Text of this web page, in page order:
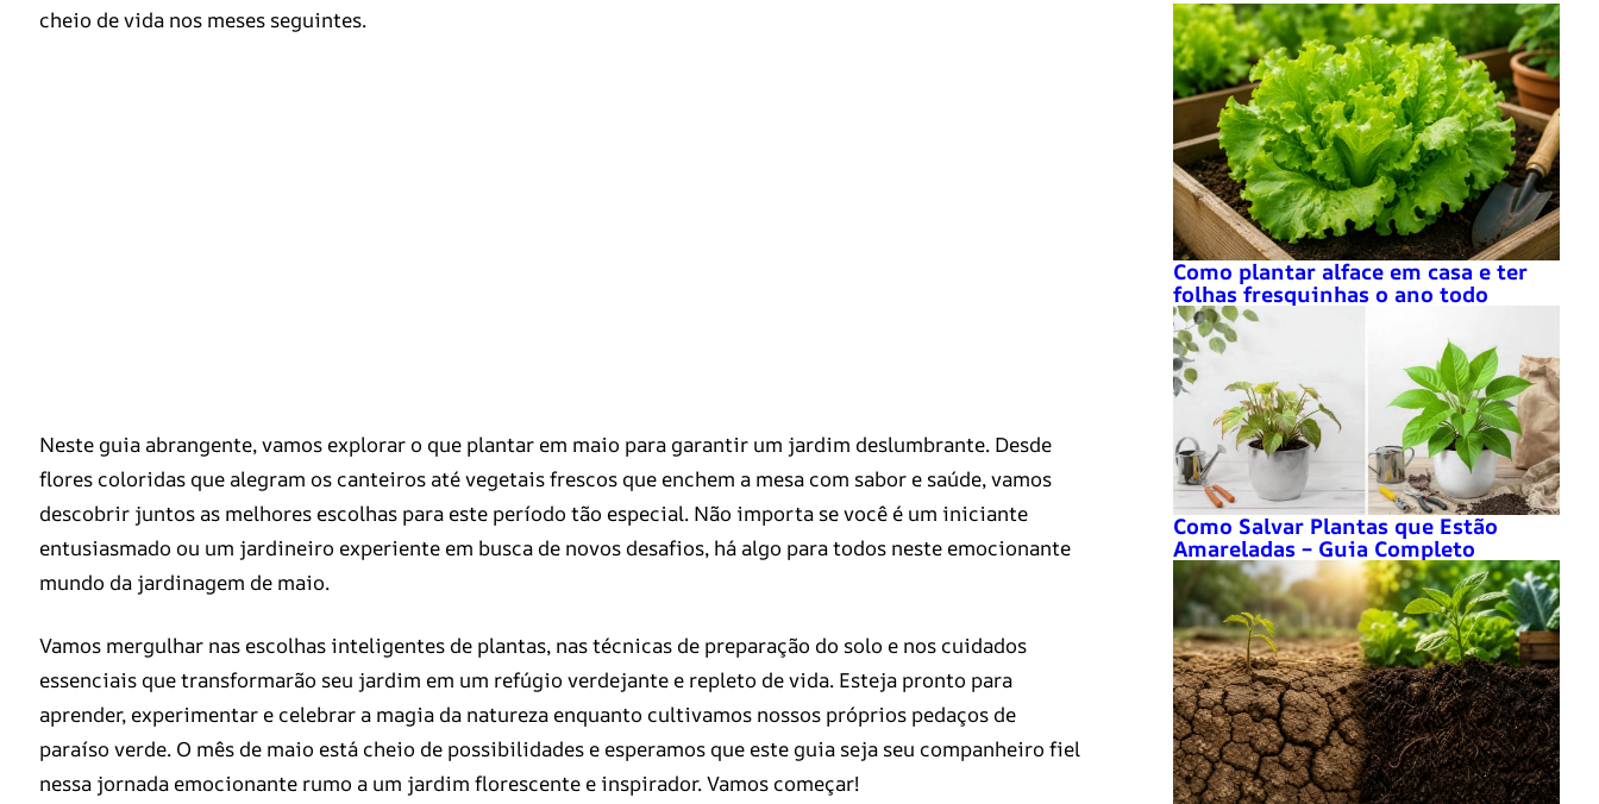
cheio de vida nos meses seguintes.
Neste guia abrangente, vamos explorar o que plantar em maio para garantir um jardim deslumbrante. Desde
flores coloridas que alegram os canteiros até vegetais frescos que enchem a mesa com sabor e saúde, vamos
descobrir juntos as melhores escolhas para este período tão especial. Não importa se você é um iniciante
entusiasmado ou um jardineiro experiente em busca de novos desafios, há algo para todos neste emocionante
mundo da jardinagem de maio.
Vamos mergulhar nas escolhas inteligentes de plantas, nas técnicas de preparação do solo e nos cuidados
essenciais que transformarão seu jardim em um refúgio verdejante e repleto de vida. Esteja pronto para
aprender, experimentar e celebrar a magia da natureza enquanto cultivamos nossos próprios pedaços de
paraíso verde. O mês de maio está cheio de possibilidades e esperamos que este guia seja seu companheiro fiel
nessa jornada emocionante rumo a um jardim florescente e inspirador. Vamos começar!
Como plantar alface em casa e ter
folhas fresquinhas o ano todo
Como Salvar Plantas que Estão
Amareladas – Guia Completo